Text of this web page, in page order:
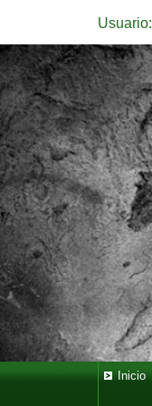
Usuario:
Inicio